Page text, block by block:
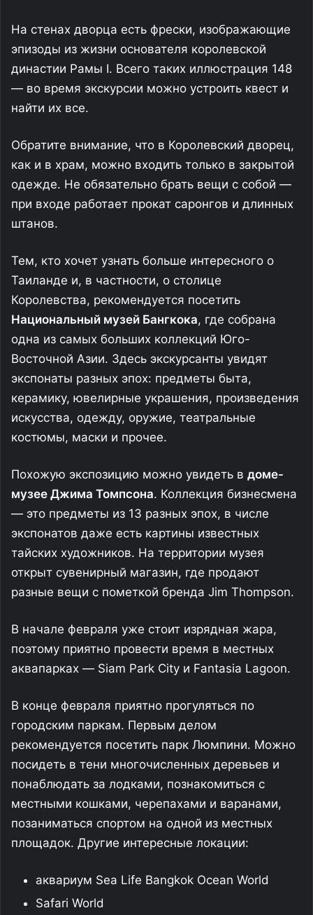
На стенах дворца есть фрески, изображающие
эпизоды из жизни основателя королевской
династии Рамы I. Всего таких иллюстрация 148
— во время экскурсии можно устроить квест и
найти их все.
Обратите внимание, что в Королевский дворец,
как и в храм, можно входить только в закрытой
одежде. Не обязательно брать вещи с собой —
при входе работает прокат саронгов и длинных
штанов.
Тем, кто хочет узнать больше интересного о
Таиланде и, в частности, о столице
Королевства, рекомендуется посетить
Национальный музей Бангкока, где собрана
одна из самых больших коллекций Юго-
Восточной Азии. Здесь экскурсанты увидят
экспонаты разных эпох: предметы быта,
керамику, ювелирные украшения, произведения
искусства, одежду, оружие, театральные
костюмы, маски и прочее.
Похожую экспозицию можно увидеть в доме-
музее Джима Томпсона. Коллекция бизнесмена
— это предметы из 13 разных эпох, в числе
экспонатов даже есть картины известных
тайских художников. На территории музея
открыт сувенирный магазин, где продают
разные вещи с пометкой бренда Jim Thompson.
В начале февраля уже стоит изрядная жара,
поэтому приятно провести время в местных
аквапарках — Siam Park City и Fantasia Lagoon.
В конце февраля приятно прогуляться по
городским паркам. Первым делом
рекомендуется посетить парк Люмпини. Можно
посидеть в тени многочисленных деревьев и
понаблюдать за лодками, познакомиться с
местными кошками, черепахами и варанами,
позаниматься спортом на одной из местных
площадок. Другие интересные локации:
аквариум Sea Life Bangkok Ocean World
Safari World